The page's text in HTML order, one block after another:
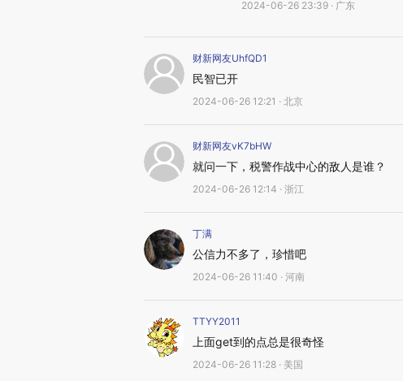
2024-06-26 23:39 · 广东
财新网友UhfQD1
民智已开
2024-06-26 12:21 · 北京
财新网友vK7bHW
就问一下，税警作战中心的敌人是谁？
2024-06-26 12:14 · 浙江
丁满
公信力不多了，珍惜吧
2024-06-26 11:40 · 河南
TTYY2011
上面get到的点总是很奇怪
2024-06-26 11:28 · 美国